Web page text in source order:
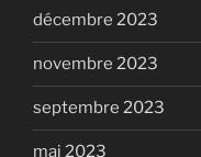
décembre 2023
novembre 2023
septembre 2023
mai 2023